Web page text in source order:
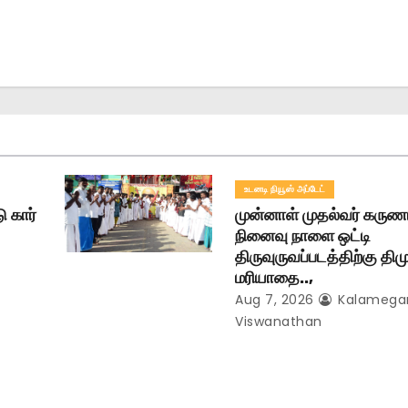
கார்
உடனடி நியூஸ் அப்டேட்
முன்னாள் முதல்வர்
நினைவு நாளை ஒட்டி
திருவுருவப்படத்திற்கு
மரியாதை..,
Aug 7, 2026
Viswanathan